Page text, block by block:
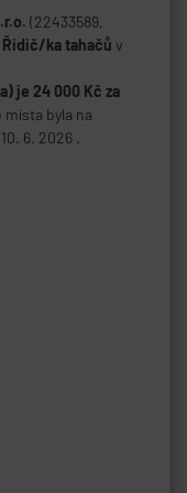
(22433589,
Řidič/ka tahačů v
je 24 000 Kč za
byla na
6. 2026 .